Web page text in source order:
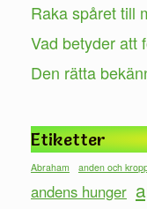
Raka spåret till
Vad betyder att
Den rätta
Etiketter
Abraham anden och
andens hunger